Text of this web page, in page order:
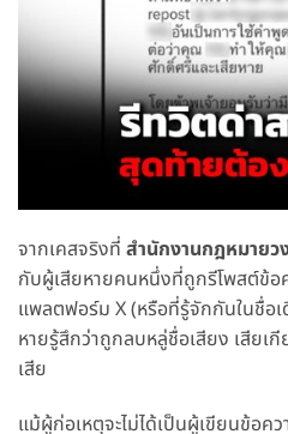
จากเคสจริงที่ สำนักงานกฎหมาย
กับผู้เสียหายคนหนึ่งที่ถูกรีโพสต์ข้
แพลตฟอร์ม X (หรือที่รู้จักกันในชื่อ
หายรู้สึกว่าถูกลบหลู่ชื่อเสียง เสียเ
เสีย
แม้ผู้ก่อเหตุจะไม่ได้เป็นผู้เขียนข้อค